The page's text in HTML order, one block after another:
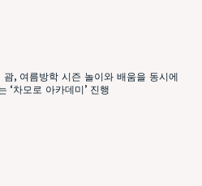
괌, 여름방학 시즌 놀이와 배움을 동시에
‘차모로 아카데미’ 진행